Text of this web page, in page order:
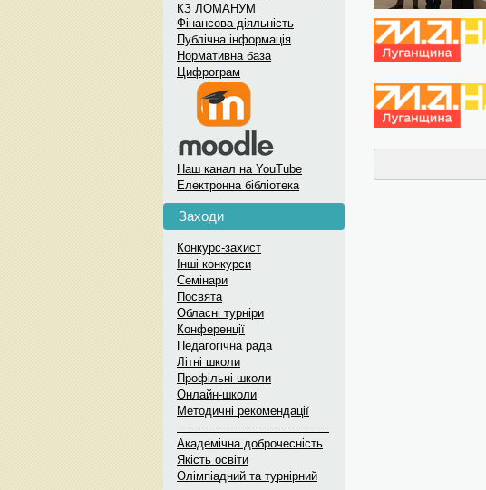
КЗ ЛОМАНУМ
Фінансова діяльність
Публічна інформація
Нормативна база
Цифрограм
Наш канал на YouTube
Електронна бібліотека
Заходи
Конкурс-захист
Інші конкурси
Семінари
Посвята
Обласні турніри
Конференції
Педагогічна рада
Літні школи
Профільні школи
Онлайн-школи
Методичні рекомендації
------------------------------------------
Академічна доброчесність
Якість освіти
Олімпіадний та турнірний